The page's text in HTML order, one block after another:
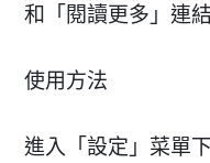
和「閱讀更多」連
使用方法
進入「設定」菜單